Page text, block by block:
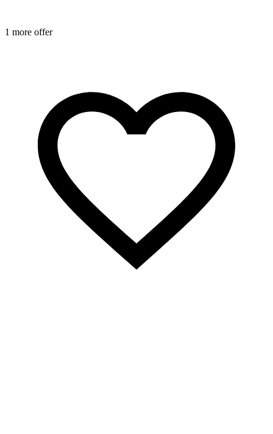
1 more offer